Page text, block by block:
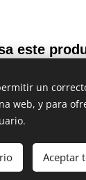
este
un
web, y para
Aceptar